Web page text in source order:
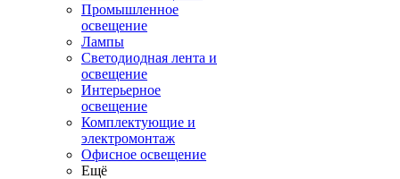
Промышленное
освещение
Лампы
Светодиодная лента и
освещение
Интерьерное
освещение
Комплектующие и
электромонтаж
Офисное освещение
Ещё